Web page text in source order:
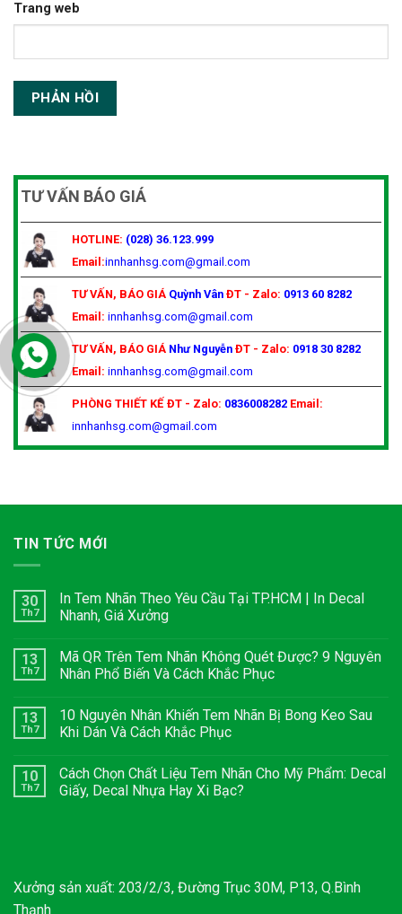
Trang web
TƯ VẤN BÁO GIÁ
HOTLINE: (028) 36.123.999
Email:innhanhsg.com@gmail.com
TƯ VẤN, BÁO GIÁ Quỳnh Vân ĐT - Zalo: 0913 60 8282
Email: innhanhsg.com@gmail.com
TƯ VẤN, BÁO GIÁ Như Nguyễn ĐT - Zalo: 0918 30 8282
Email: innhanhsg.com@gmail.com
PHÒNG THIẾT KẾ ĐT - Zalo: 0836008282 Email:
innhanhsg.com@gmail.com
TIN TỨC MỚI
30
Th7
In Tem Nhãn Theo Yêu Cầu Tại TP.HCM | In Decal
Nhanh, Giá Xưởng
13
Th7
Mã QR Trên Tem Nhãn Không Quét Được? 9 Nguyên
Nhân Phổ Biến Và Cách Khắc Phục
13
Th7
10 Nguyên Nhân Khiến Tem Nhãn Bị Bong Keo Sau
Khi Dán Và Cách Khắc Phục
10
Th7
Cách Chọn Chất Liệu Tem Nhãn Cho Mỹ Phẩm: Decal
Giấy, Decal Nhựa Hay Xi Bạc?
Xưởng sản xuất: 203/2/3, Đường Trục 30M, P13, Q.Bình
Thạnh